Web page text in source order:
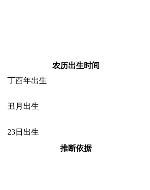
农历出生时间
丁酉年出生
丑月出生
23日出生
推断依据